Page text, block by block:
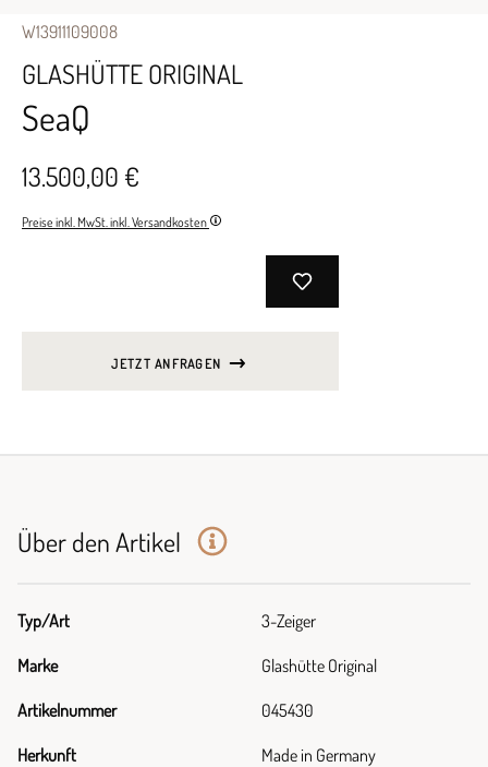
W13911109008
GLASHÜTTE ORIGINAL
SeaQ
13.500,00 €
Preise inkl. MwSt. inkl. Versandkosten
JETZT ANFRAGEN
Über den Artikel
Typ/Art 3-Zeiger
Marke Glashütte Original
Artikelnummer 045430
Herkunft Made in Germany